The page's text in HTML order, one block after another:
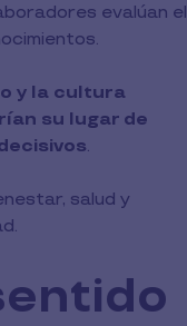
evalúan el
y la cultura
su lugar de
.
salud y